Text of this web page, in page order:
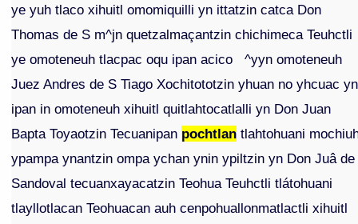
ye yuh tlaco xihuitl omomiquilli yn ittatzin catca Don
Thomas de S m^jn quetzalmaçantzin chichimeca Teuhctli
ye omoteneuh tlacpac oqu ipan acico ^yyn omoteneuh
Juez Andres de S Tiago Xochitototzin yhuan no yhcuac yn
ipan in omoteneuh xihuitl quitlahtocatlalli yn Don Juan
Bapta Toyaotzin Tecuanipan pochtlan tlahtohuani
ypampa ynantzin ompa ychan ynin ypiltzin yn Don Juâ de
Sandoval tecuanxayacatzin Teohua Teuhctli tlátohuani
tlayllotlacan Teohuacan auh cenpohuallonmatlactli xihuitl